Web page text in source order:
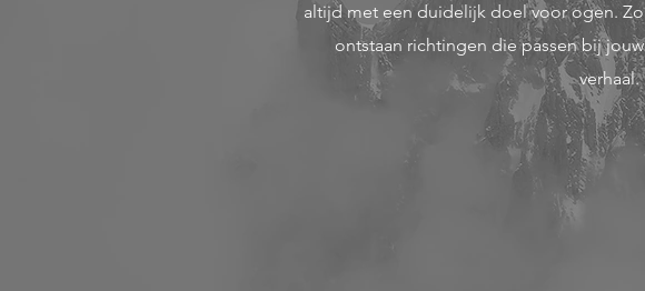
altijd met een duidelijk doel voor ogen. Zo
ontstaan richtingen die passen bij jouw
verhaal.